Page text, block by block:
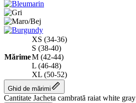
Mărime
XS (34-36)
S (38-40)
M (42-44)
L (46-48)
XL (50-52)
Ghid de mărimi
Cantitate Jacheta cambrată raiat white gray